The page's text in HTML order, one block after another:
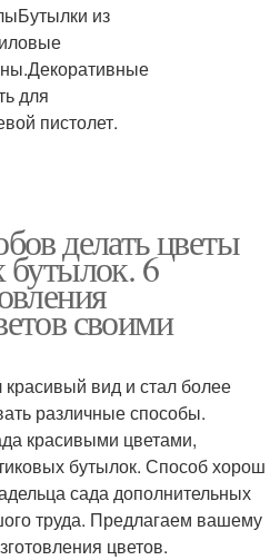
из
для
пистолет.
делать цветы
бутылок. 6
своими
вид и стал более
различные способы.
красивыми цветами,
бутылок. Способ хорош
сада дополнительных
труда. Предлагаем вашему
цветов.